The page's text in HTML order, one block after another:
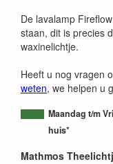
De lavalamp
staan, dit is precies
waxinelichtje.
Heeft u nog vragen
weten, we helpen u
Maandag t/m
huis*
Mathmos